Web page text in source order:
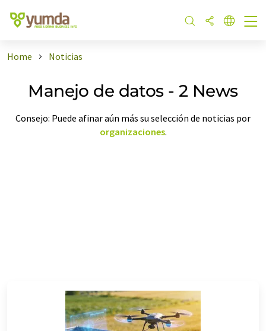
Home Noticias
Manejo de datos - 2 News
Consejo: Puede afinar aún más su selección de noticias por
organizaciones.